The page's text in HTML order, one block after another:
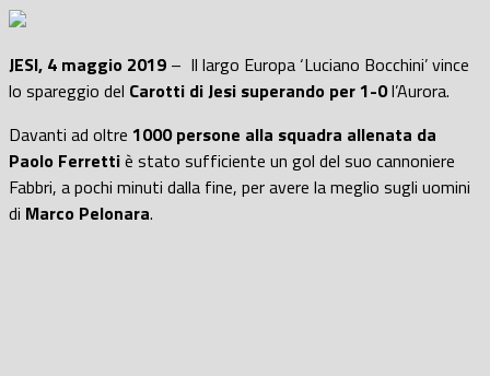
JESI, 4 maggio 2019 – Il largo Europa ‘Luciano Bocchini’ vince
lo spareggio del Carotti di Jesi superando per 1-0l’Aurora.
Davanti ad oltre 1000 persone alla squadra allenata da
Paolo Ferrettiè stato sufficiente un gol del suo cannoniere
Fabbri, a pochi minuti dalla fine, per avere la meglio sugli uomini
di Marco Pelonara.